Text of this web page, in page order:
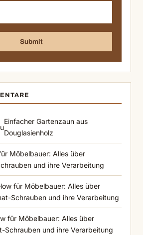
Einfacher Gartenzaun aus
Douglasienholz
Möbelbauer: Alles über
und ihre Verarbeitung
für Möbelbauer: Alles über
Schrauben und ihre Verarbeitung
für Möbelbauer: Alles über
Schrauben und ihre Verarbeitung